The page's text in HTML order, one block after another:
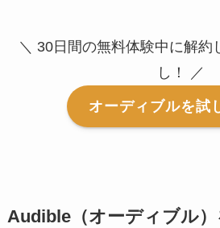
＼ 30日間の無料体験中に解約
し！ ／
オーディブルを試
Audible（オーディブル